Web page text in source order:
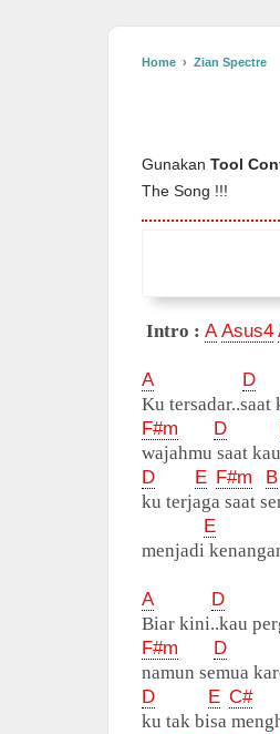
Home › Zian Spectre
Gunakan Tool
The Song !!!
Intro : A Asus4
A D
Ku tersadar..saat
F#m
D
wajahmu saat
D
E F#m
B
ku terjaga saat
E
menjadi
A D
Biar kini..kau
F#m
D
namun semua
D
E C#
ku tak bisa